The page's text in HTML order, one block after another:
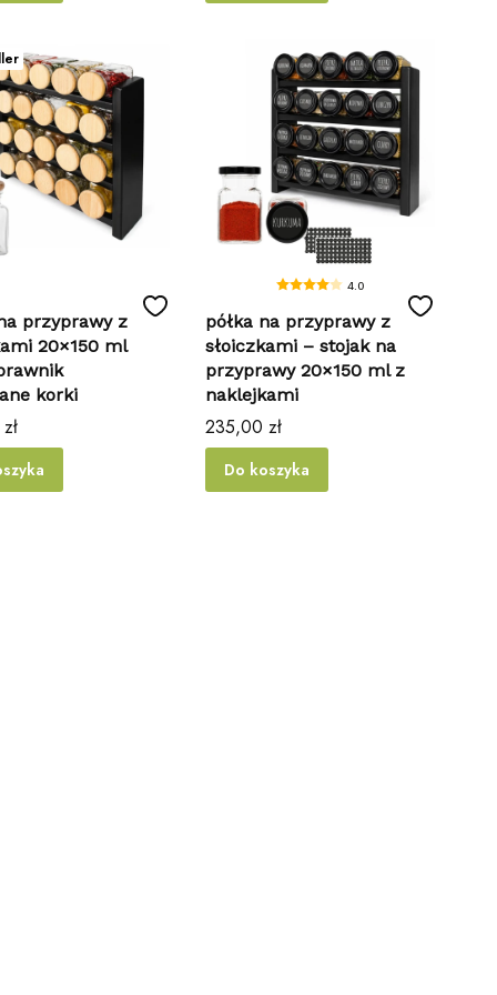
przyprawy z
20×150 ml
korki
4.0
półka na przyprawy z
słoiczkami – stojak na
przyprawy 20×150 ml z
naklejkami
Cena
235,00 zł
Do koszyka